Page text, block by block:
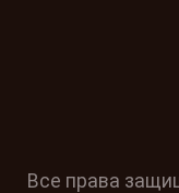
Все права